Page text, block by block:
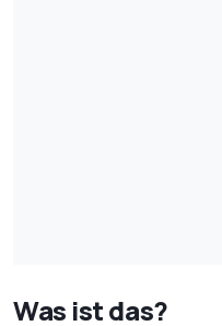
Was ist das?